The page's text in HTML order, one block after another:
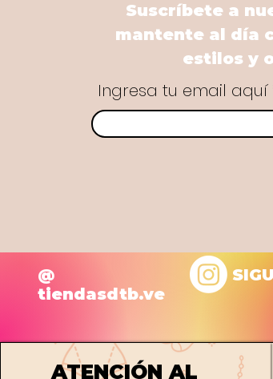
Suscríbete a
mantente al día
estilos y
Ingresa tu email aquí
@
tiendasdtb.ve
ATENCIÓN AL